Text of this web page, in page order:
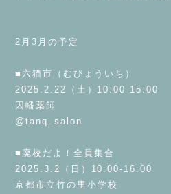
2月3月の予定
■六猫市（むびょういち）
2025.2.22（土）10:00-15:00
因幡薬師
@tanq_salon
■廃校だよ！全員集合
2025.3.2（日）10:00-16:00
京都市立竹の里小学校